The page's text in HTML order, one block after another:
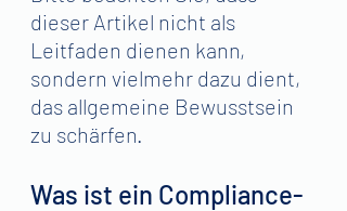
dieser Artikel nicht als
Leitfaden dienen kann,
sondern vielmehr dazu dient,
das allgemeine Bewusstsein
zu schärfen.
Was ist ein Compliance-